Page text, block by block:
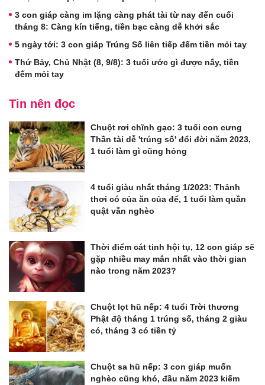
3 con giáp càng im lặng càng phát tài từ nay đến cuối
tháng 8: Càng kín tiếng, tiền bạc càng dễ khởi sắc
5 ngày tới: 3 con giáp Trúng Số liên tiếp đếm tiền mỏi tay
Thứ Bảy, Chủ Nhật (8, 9/8): 3 tuổi ước gì được nấy, tiền
đếm mỏi tay
Tin nên đọc
Chuột rơi chĩnh gạo: 3 tuổi con cưng
Thần tài dễ 'trúng số' đổi đời năm 2023,
1 tuổi làm gì cũng hỏng
4 tuổi giàu nhất tháng 1/2023: Thảnh
thơi có của ăn của để, 1 tuổi làm quần
quật vẫn nghèo
Thời điểm cát tinh hội tụ, 12 con giáp sẽ
gặp nhiều may mắn nhất vào thời gian
nào trong năm 2023?
Chuột lọt hũ nếp: 4 tuổi Trời thương
Phật độ tháng 1 trúng số, tháng 2 giàu
có, tháng 3 có tiền tỷ
Chuột sa hũ nếp: 3 con giáp muốn
nghèo cũng khó, đầu năm 2023 kiếm